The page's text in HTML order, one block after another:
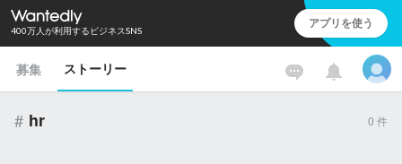
400万人が利用するビジネスSNS アプリを使う
募集 ストーリー
# hr 0 件